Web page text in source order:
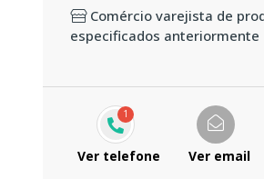
Comércio varejista de
especificados anteriormente
1
Ver telefone Ver email